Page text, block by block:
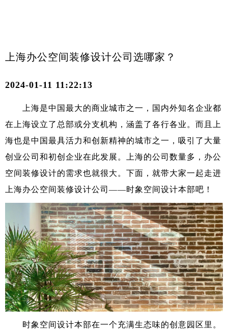
上海办公空间装修设计公司选哪家？
2024-01-11 11:22:13
上海是中国最大的商业城市之一，国内外知名企业都
在上海设立了总部或分支机构，涵盖了各行各业。而且上
海也是中国最具活力和创新精神的城市之一，吸引了大量
创业公司和初创企业在此发展。上海的公司数量多，办公
空间装修设计的需求也就很大。下面，就带大家一起走进
上海办公空间装修设计公司 ——时象空间设计本部吧！
时象空间设计本部在一个充满生态味的创意园区里。